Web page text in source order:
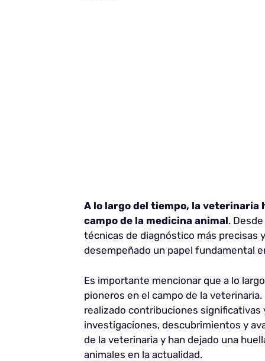
A lo largo del tiempo, la veterinaria
campo de la medicina animal.
técnicas de diagnóstico más precisas
desempeñado un papel fundamental
Es importante mencionar que a lo
pioneros en el campo de la
realizado contribuciones significativas
investigaciones, descubrimientos y
de la veterinaria y han dejado una
animales en la actualidad.